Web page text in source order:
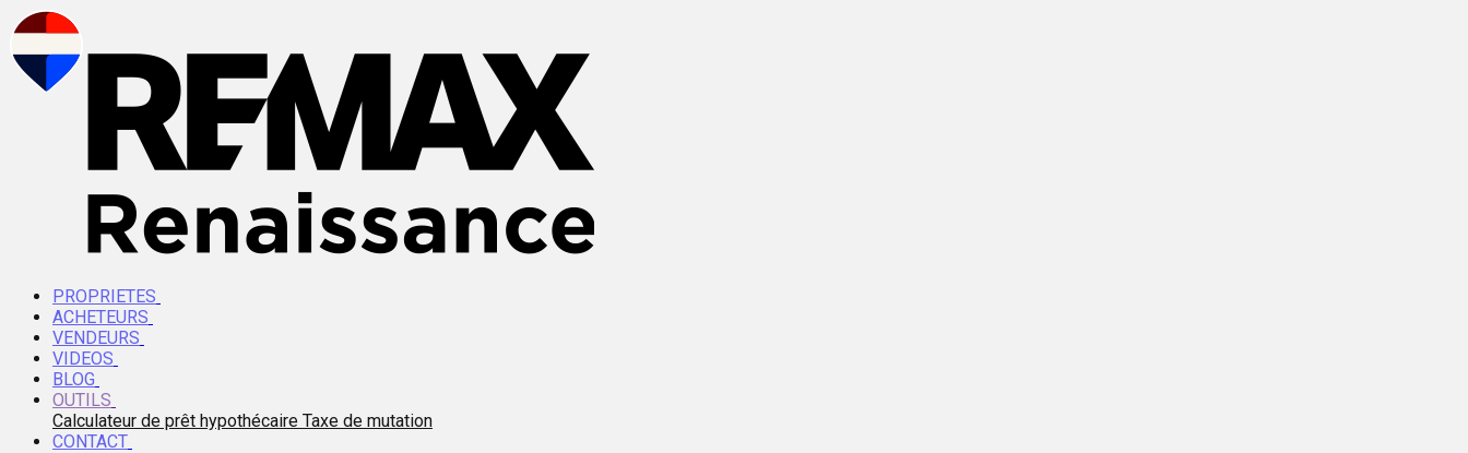
PROPRIETES
ACHETEURS
VENDEURS
VIDEOS
BLOG
OUTILS
Calculateur de prêt hypothécaire Taxe de mutation
CONTACT